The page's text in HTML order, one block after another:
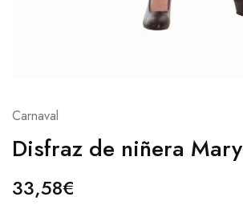
Carnaval
Disfraz de niñera Mary
33,58€